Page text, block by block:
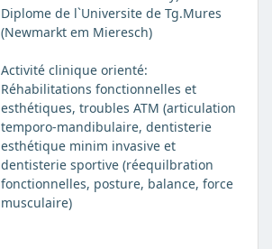
Diplome de l`Universite de Tg.Mures
(Newmarkt em Mieresch)
Activité clinique orienté:
Réhabilitations fonctionnelles et
esthétiques, troubles ATM (articulation
temporo-mandibulaire, dentisterie
esthétique minim invasive et
dentisterie sportive (réequilbration
fonctionnelles, posture, balance, force
musculaire)